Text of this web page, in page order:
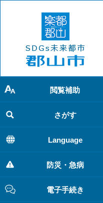
で
す
。
ば
し
て
本
文
へ
閲覧補助
さがす
Language
防災・急病
電子手続き